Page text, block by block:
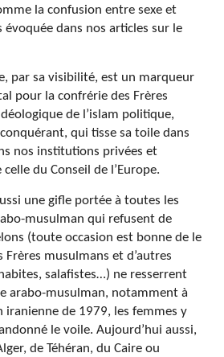
la confusion entre sexe et
évoquée dans nos articles sur le
par sa visibilité, est un marqueur
pour la confrérie des Frères
de l’islam politique,
qui tisse sa toile dans
nos institutions privées et
celle du Conseil de l’Europe.
une gifle portée à toutes les
musulman qui refusent de
(toute occasion est bonne de le
Frères musulmans et d’autres
salafistes…) ne resserrent
arabo-musulman, notamment à
iranienne de 1979, les femmes y
le voile. Aujourd’hui aussi,
de Téhéran, du Caire ou